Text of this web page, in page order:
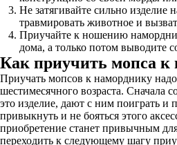
Не затягивайте сильно изделие
травмировать животное и
Приучайте к ношению
дома, а только потом выводите
Как приучить мопса к
Приучать мопсов к наморднику
шестимесячного возраста. Сначала
это изделие, дают с ним поиграть и
привыкнуть и не бояться этого
приобретение станет привычным
переходить к следующему шагу